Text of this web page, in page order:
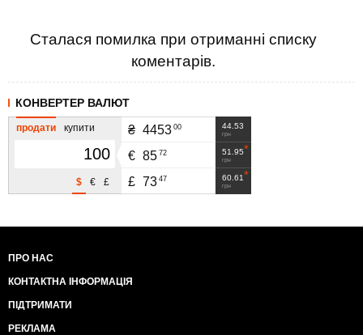
Сталася помилка при отриманні списку
коментарів.
КОНВЕРТЕР ВАЛЮТ
продати купити
£
€
$
44.53
грн
₴ 4453 00
51.95
грн
€ 85 72
60.61
грн
£ 73 47
ПРО НАС
КОНТАКТНА ІНФОРМАЦІЯ
ПІДТРИМАТИ
РЕКЛАМА